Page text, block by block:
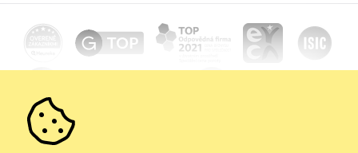
Vrátenie a reklamácia
Darčekové poukazy
We Care
Vuchlook
Predajne
Odoberať